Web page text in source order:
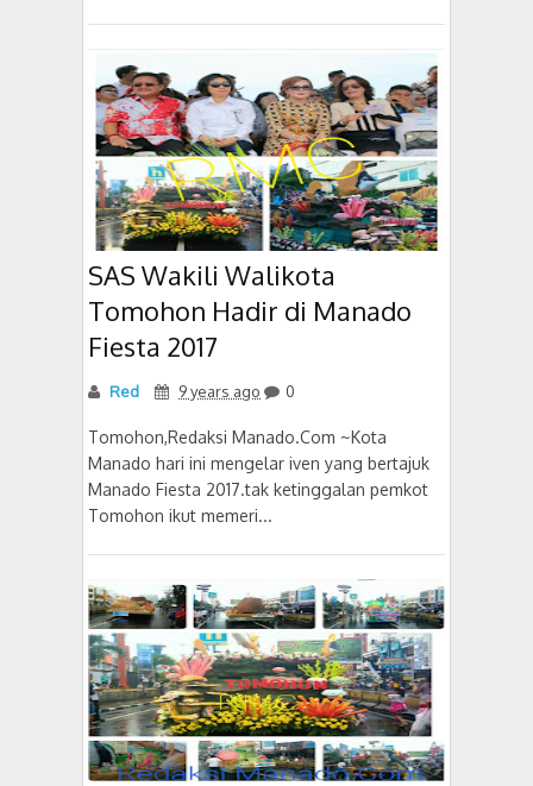
SAS Wakili Walikota
Tomohon Hadir di Manado
Fiesta 2017
Red 9 years ago 0
Tomohon,Redaksi Manado.Com ~Kota
Manado hari ini mengelar iven yang bertajuk
Manado Fiesta 2017.tak ketinggalan pemkot
Tomohon ikut memeri...